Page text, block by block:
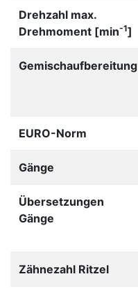
Drehzahl max.
Drehmoment [min-1]
Gemischaufbereitung
EURO-Norm
Gänge
Übersetzungen
Gänge
Zähnezahl Ritzel